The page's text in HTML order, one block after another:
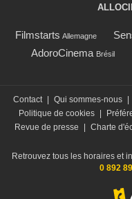
Filmstarts Allemagne
AdoroCinema Brésil
Contact | Qui sommes-nous |
Politique de cookies |
Revue de presse
| Charte
Retrouvez tous les horaires et
0 892